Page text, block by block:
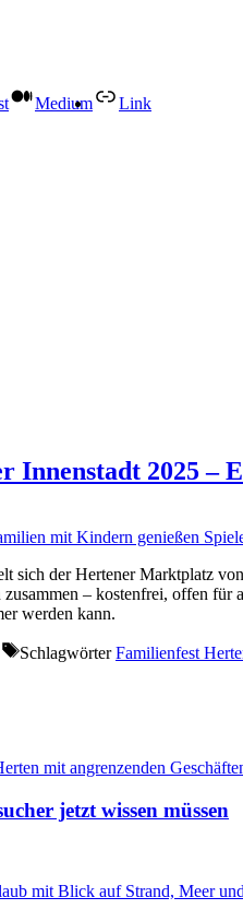
Medium Link
Innenstadt 2025 –
sich der Hertener Marktplatz
– kostenfrei, offen
werden kann.
SchlagwörterFamilienfest
jetzt wissen müssen